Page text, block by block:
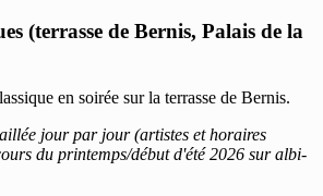
(terrasse de Bernis, Palais de la
en soirée sur la terrasse de Bernis.
jour par jour (artistes et horaires
du printemps/début d'été 2026 sur albi-